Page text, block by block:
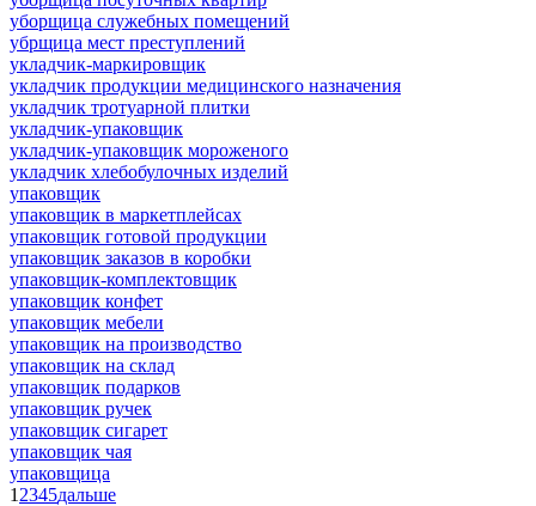
уборщица служебных помещений
убрщица мест преступлений
укладчик-маркировщик
укладчик продукции медицинского назначения
укладчик тротуарной плитки
укладчик-упаковщик
укладчик-упаковщик мороженого
укладчик хлебобулочных изделий
упаковщик
упаковщик в маркетплейсах
упаковщик готовой продукции
упаковщик заказов в коробки
упаковщик-комплектовщик
упаковщик конфет
упаковщик мебели
упаковщик на производство
упаковщик на склад
упаковщик подарков
упаковщик ручек
упаковщик сигарет
упаковщик чая
упаковщица
1 2345дальше